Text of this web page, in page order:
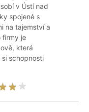
v Ústí nad
spojené s
na tajemství a
firmy je
která
schopnosti